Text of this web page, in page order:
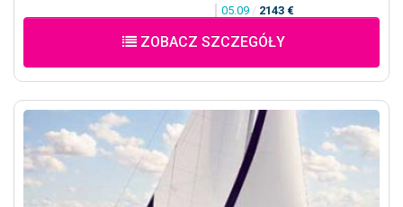
05.09 / 2143 €
ZOBACZ SZCZEGÓŁY